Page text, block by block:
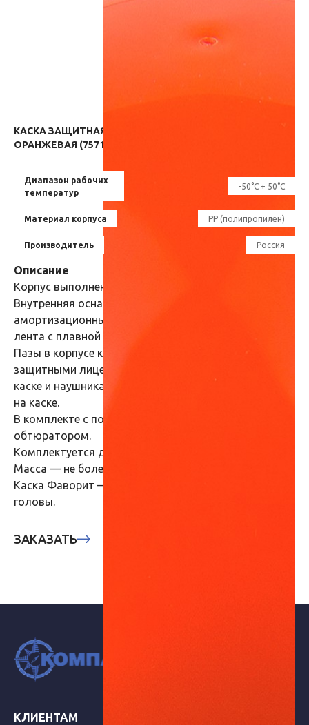
КАСКА ЗАЩИТНАЯ СОМЗ-55 ФАВОРИТ T РАПИД
ОРАНЖЕВАЯ (75714) — 757 РУБ.
Диапазон рабочих
температур
-50°C + 50°C
Материал корпуса PP (полипропилен)
Производитель Россия
Описание
Корпус выполнен из материала Termotrek.
Внутренняя оснастка ЭТАЛОН с тканными
амортизационными лентами, несущая/ затылочная
лента с плавной регулировкой RAPID.
Пазы в корпусе каски для совместного ношения с
защитными лицевыми щитками с креплением на
каске и наушниками противошумными с креплением
на каске.
В комплекте с подбородочным ремнем и
обтюратором.
Комплектуется держателем SMART.
Масса — не более 324 г.
Каска Фаворит — лидер на рынке средств защиты
головы.
ЗАКАЗАТЬ
КЛИЕНТАМ